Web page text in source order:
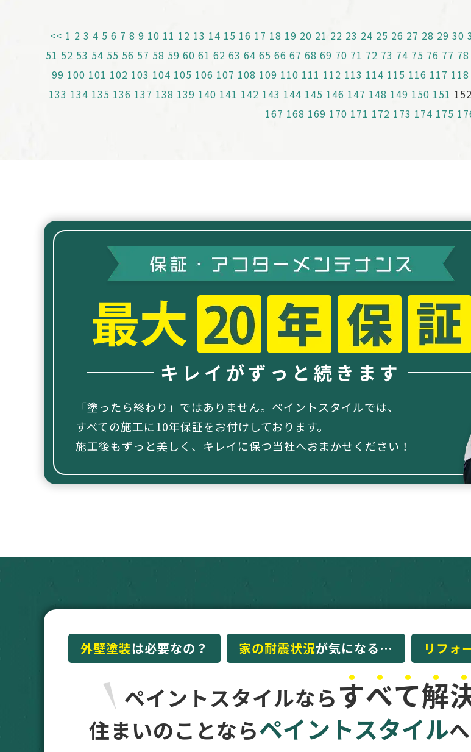
<< 1 2 3 4 5 6 7 8 9 10 11 12 13 14 15 16 17 18 19 20 21 22 23 24 25 26 27 28 29 30
51 52 53 54 55 56 57 58 59 60 61 62 63 64 65 66 67 68 69 70 71 72 73 74 75 76 77 78
99 100 101 102 103 104 105 106 107 108 109 110 111 112 113 114 115 116 117 118
133 134 135 136 137 138 139 140 141 142 143 144 145 146 147 148 149 150 151 152
167 168 169 170 171 172 173 174 175
キレイがずっと続きます
「塗ったら終わり」ではありません。ペイントスタイルでは、
すべての施工に10年保証をお付けしております。
施工後もずっと美しく、キレイに保つ当社へおまかせください！
外壁塗装は必要なの？ 家の耐震状況が気になる… リフォ
ペイントスタイルならすべて解
住まいのことならペイントスタイルへ